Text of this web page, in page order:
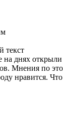
текст
днях
Мнения по
нравится.